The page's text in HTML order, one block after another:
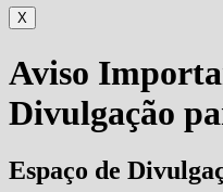
X
Aviso
Divulgação
Espaço de